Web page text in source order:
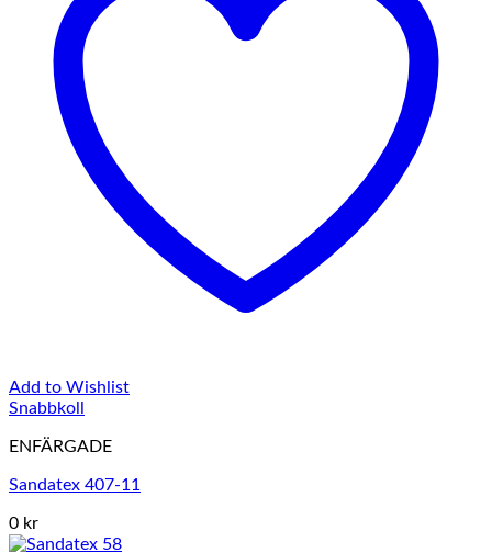
Add to Wishlist
Snabbkoll
ENFÄRGADE
Sandatex 407-11
0 kr